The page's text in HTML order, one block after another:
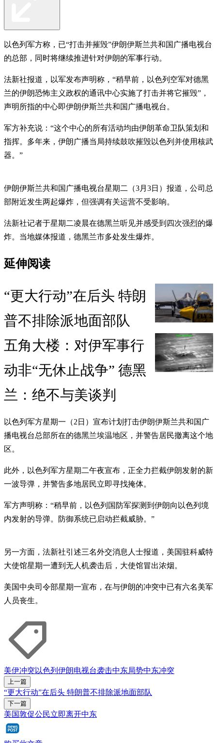
以色列军方称，已“打击并摧毁”伊朗伊斯兰共和国广播电视台
的总部，同时将继续推进针对伊朗的军事行动。
法新社报道，以军发布声明称，“稍早前，以色列空军对德黑
兰的伊朗恐怖主义政权的通讯中心实施了打击并将它摧毁”，
声明所指的中心即伊朗伊斯兰共和国广播电视台。
军方补充说：“这个中心的所有活动均由伊朗革命卫队策划和
指挥。多年来，伊朗广播当局持续鼓吹摧毁以色列并使用核武
器。”
伊朗伊斯兰共和国广播电视台星期二（3月3日）报道，公司总
部附近发生两起爆炸，但强调有关运营不受影响。
法新社记者于星期二凌晨在德黑兰听见并感受到四次强烈的爆
炸。当地媒体报道，德黑兰市多处发生爆炸。
延伸阅读
“更大行动”在后头 特朗
普不排除派地面部队
五角大楼：对伊军事行
动非“无休止战争” 德黑
兰：绝不与美谈判
以色列军方星期一（2日）宣布计划打击伊朗伊斯兰共和国广
播电视台总部所在的德黑兰埃温地区，并警告居民撤离这个地
区。
此外，以色列军方星期二午夜宣布，正全力拦截伊朗发射的新
一波导弹，并警告多地居民立即寻找掩体。
军方声明称：“稍早前，以色列国防军探测到伊朗向以色列境
内发射的导弹。防御系统已启动拦截威胁。”
另一方面，法新社引述三名外交消息人士报道，美国驻科威特
大使馆星期一遭到无人机袭击后，大使馆冒出浓烟。
美国中央司令部星期一宣布，在与伊朗的冲突中已有六名美军
人员丧生。
美伊冲突以色列 伊朗电视台袭击中东局势中东冲突
上一篇
“更大行动”在后头 特朗普不排除派地面部队
下一篇
美国敦促公民立即离开中东